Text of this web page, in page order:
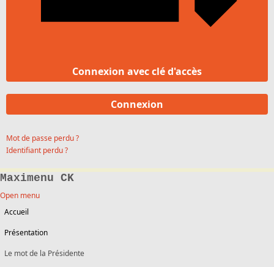
Connexion avec clé d'accès
Connexion
Mot de passe perdu ?
Identifiant perdu ?
Maximenu CK
Open menu
Accueil
Présentation
Le mot de la Présidente